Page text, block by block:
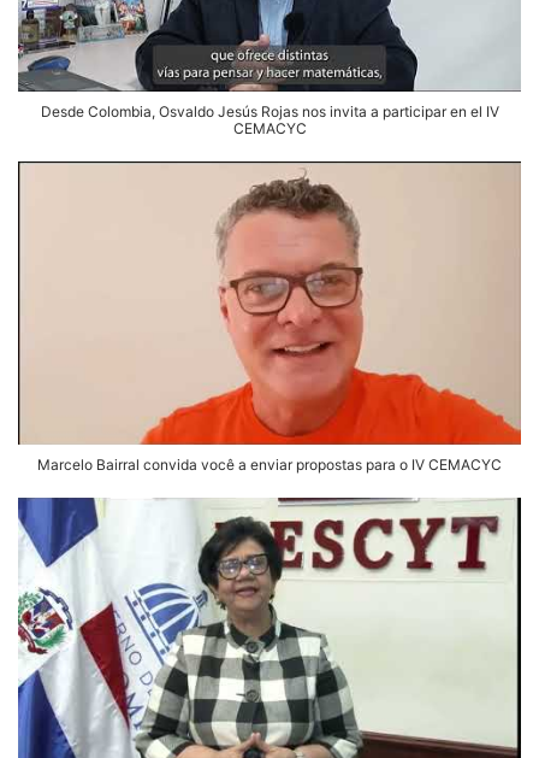
Desde Colombia, Osvaldo Jesús Rojas nos invita a participar en el IV
CEMACYC
Marcelo Bairral convida você a enviar propostas para o IV CEMACYC